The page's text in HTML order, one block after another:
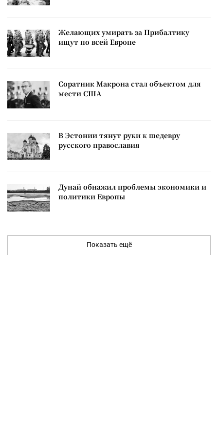
Желающих умирать за Прибалтику
ищут по всей Европе
Соратник Макрона стал объектом для
мести США
В Эстонии тянут руки к шедевру
русского православия
Дунай обнажил проблемы экономики и
политики Европы
Показать ещё